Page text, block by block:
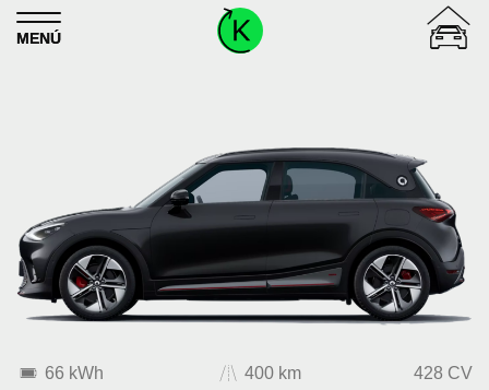
Skip to content
MENÚ
66 kWh 400 km 428 CV